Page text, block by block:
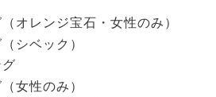
オレンジ宝石・女性のみ）
シベック）
女性のみ）